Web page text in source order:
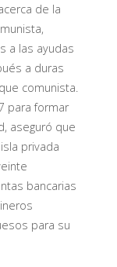
de la
a las ayudas
a duras
comunista.
para formar
aseguró que
privada
bancarias
para su